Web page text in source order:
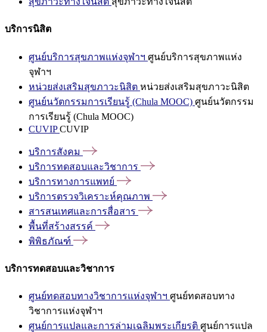
บริการนิสิต
ศูนย์บริการสุขภาพแห่งจุฬาฯ ศูนย์บริการสุขภาพแห่ง
จุฬาฯ
หน่วยส่งเสริมสุขภาวะนิสิต หน่วยส่งเสริมสุขภาวะนิสิต
ศูนย์นวัตกรรมการเรียนรู้ (Chula MOOC) ศูนย์นวัตกรรม
การเรียนรู้ (Chula MOOC)
CUVIPCUVIP
บริการสังคม
บริการทดสอบและวิชาการ
บริการทางการแพทย์
บริการตรวจวิเคราะห์คุณภาพ
สารสนเทศและการสื่อสาร
พื้นที่สร้างสรรค์
พิพิธภัณฑ์
บริการทดสอบและวิชาการ
ศูนย์ทดสอบทางวิชาการแห่งจุฬาฯ ศูนย์ทดสอบทาง
วิชาการแห่งจุฬาฯ
ศูนย์การแปลและการล่ามเฉลิมพระเกียรติ ศูนย์การแปล